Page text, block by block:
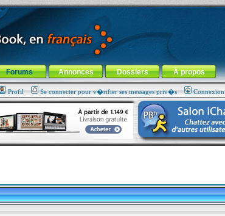
Forums Annonces Dossiers À propos
Profil Se connecter pour v�rifier ses messages priv�s Connexion